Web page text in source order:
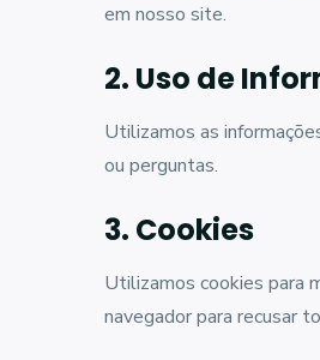
em nosso site.
2. Uso de
Utilizamos as
ou perguntas.
3. Cookies
Utilizamos cookies para
navegador para recusar